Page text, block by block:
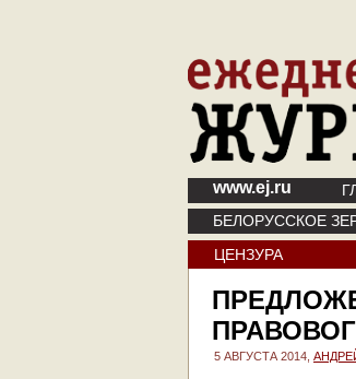
www.ej.ru
БЕЛОРУССКОЕ
ЦЕНЗУРА
5 АВГУСТА 2014,